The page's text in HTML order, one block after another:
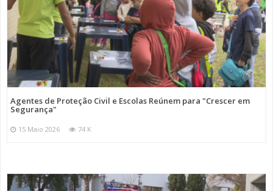
Agentes de Proteção Civil e Escolas Reúnem para "Crescer em
Segurança"
15 Maio 2026 74 K